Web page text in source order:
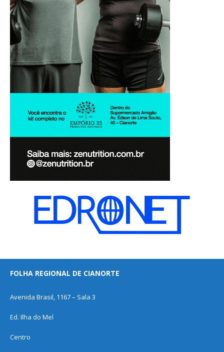
FOLHA REGIONAL DE CIANORTE
Avenida Brasil, 1167 – Sala 3
Ed. Ilha do Mel
Centro